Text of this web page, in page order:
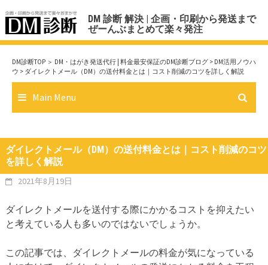
content
DM 診断 解決 | 企画・印刷から発送まで
ぜーんぶまとめて楽々発注
DM診断TOP ＞ DM・はがき発送代行 | 料金最安保証のDM診断ブログ > DM活用ノウハ
ウ > ダイレクトメール（DM）の送付料金とは｜コスト削減のコツを詳しく解説
Main Menu
ダイレクトメール（DM）の送付料金とは｜コスト削減のコツ
を詳しく解説
2021年8月19日
ダイレクトメールを送付する際にかかるコストを抑えたい
と考えている人も多いのではないでしょうか。
この記事では、ダイレクトメールの料金が気になっている